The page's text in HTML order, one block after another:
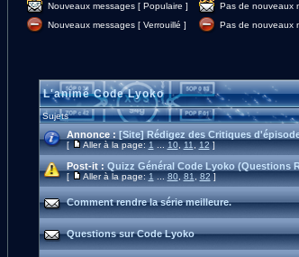
Nouveaux messages [ Populaire ]
Pas de nouveaux
Nouveaux messages [ Verrouillé ]
Pas de nouveaux
L'animé Code Lyoko
Sujets
Annonce : [Site] Rédigez des Critiques
[ Aller à la page:1...10,11,12]
Post-it : Quizz Général Code Lyoko (Questions
[ Aller à la page:1...80,81,82]
Comment rendre la série meilleure.
Questions sur Code Lyoko